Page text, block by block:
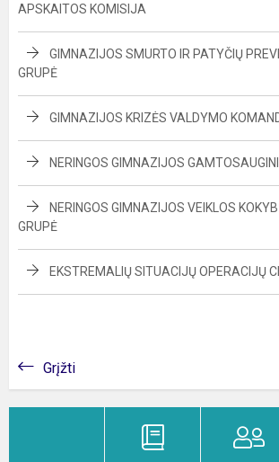
APSKAITOS KOMISIJA
GIMNAZIJOS SMURTO IR PATYČIŲ
GRUPĖ
GIMNAZIJOS KRIZĖS VALDYMO
NERINGOS GIMNAZIJOS
NERINGOS GIMNAZIJOS VEIKLOS
GRUPĖ
EKSTREMALIŲ SITUACIJŲ OPERACIJŲ
Grįžti